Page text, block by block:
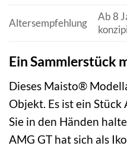
Altersempfehlung
Ab 8
Ein Sammlerstück
Dieses Maisto®
Objekt. Es ist ein
Sie in den Händen
AMG GT hat sich als